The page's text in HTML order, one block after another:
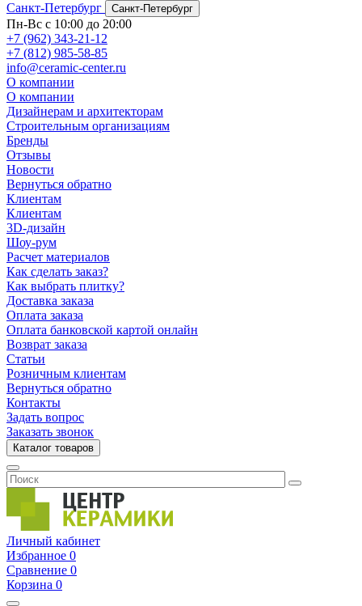
Санкт-Петербург
Санкт-Петербург
Пн-Вс с 10:00 до 20:00
+7 (962) 343-21-12
+7 (812) 985-58-85
info@ceramic-center.ru
О компании
О компании
Дизайнерам и архитекторам
Строительным организациям
Бренды
Отзывы
Новости
Вернуться обратно
Клиентам
Клиентам
3D-дизайн
Шоу-рум
Расчет материалов
Как сделать заказ?
Как выбрать плитку?
Доставка заказа
Оплата заказа
Оплата банковской картой онлайн
Возврат заказа
Статьи
Розничным клиентам
Вернуться обратно
Контакты
Задать вопрос
Заказать звонок
Каталог товаров
Личный кабинет
Избранное 0
Сравнение 0
Корзина 0